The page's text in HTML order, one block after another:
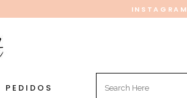
INSTAGRAM
PEDIDOS
Search
for: